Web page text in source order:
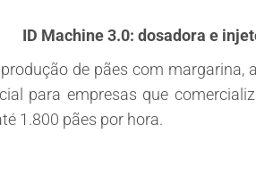
ID Machine 3.0: dosadora e
de pães com
para empresas que
1.800 pães por hora.